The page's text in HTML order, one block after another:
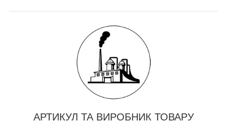
АРТИКУЛ ТА ВИРОБНИК ТОВАРУ